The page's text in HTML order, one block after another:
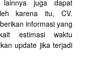
lainnya juga dapat
karena itu, CV.
informasi yang
estimasi waktu
update jika terjadi